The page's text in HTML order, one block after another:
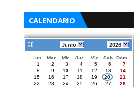
CALENDARIO
Junio 2026
Lun Mar Mie Jue Vie Sab
Dom
1
2 3 4 5 6
7
8
9 10 11 12 13
14
15
16 17 18 19 20
21
22
23 24 25 26 27
28